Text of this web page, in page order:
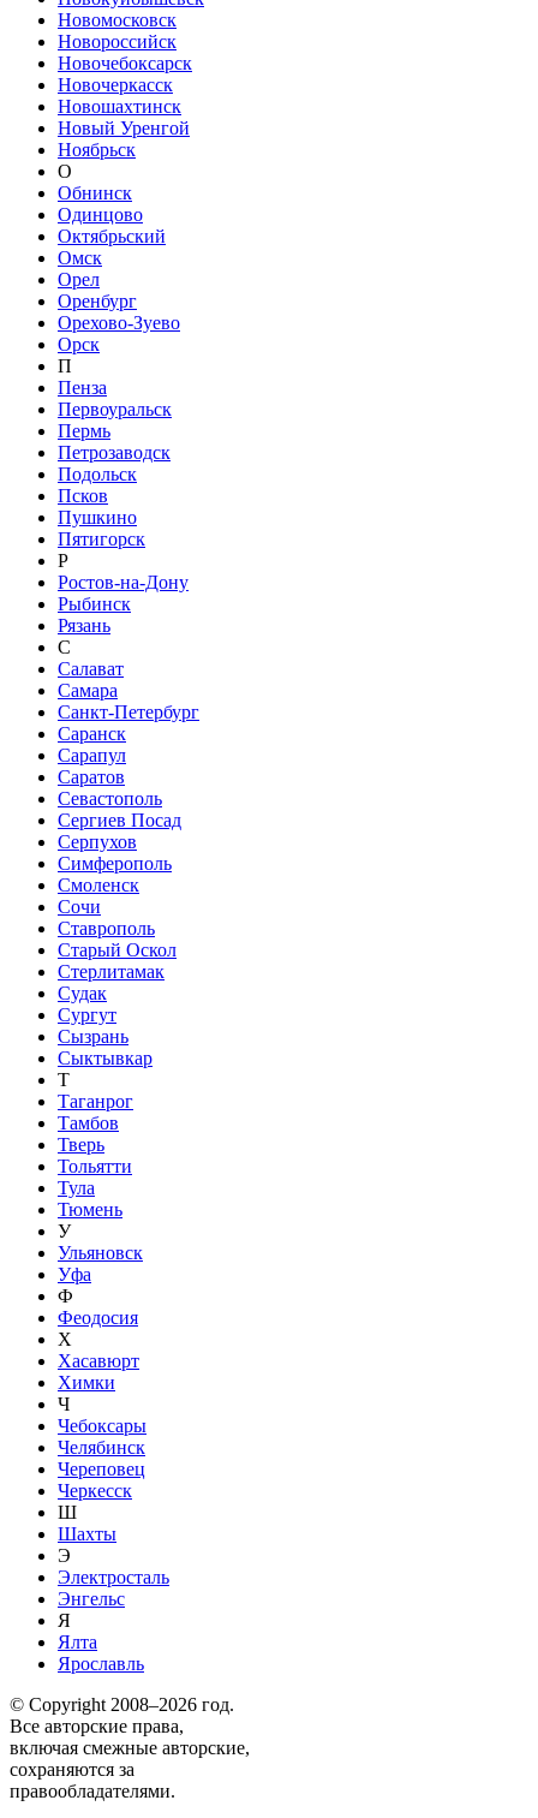
Новомосковск
Новороссийск
Новочебоксарск
Новочеркасск
Новошахтинск
Новый Уренгой
Ноябрьск
О
Обнинск
Одинцово
Октябрьский
Омск
Орел
Оренбург
Орехово-Зуево
Орск
П
Пенза
Первоуральск
Пермь
Петрозаводск
Подольск
Псков
Пушкино
Пятигорск
Р
Ростов-на-Дону
Рыбинск
Рязань
С
Салават
Самара
Санкт-Петербург
Саранск
Сарапул
Саратов
Севастополь
Сергиев Посад
Серпухов
Симферополь
Смоленск
Сочи
Ставрополь
Старый Оскол
Стерлитамак
Судак
Сургут
Сызрань
Сыктывкар
Т
Таганрог
Тамбов
Тверь
Тольятти
Тула
Тюмень
У
Ульяновск
Уфа
Ф
Феодосия
Х
Хасавюрт
Химки
Ч
Чебоксары
Челябинск
Череповец
Черкесск
Ш
Шахты
Э
Электросталь
Энгельс
Я
Ялта
Ярославль
© Copyright 2008–2026 год.
Все авторские права,
включая смежные авторские,
сохраняются за
правообладателями.